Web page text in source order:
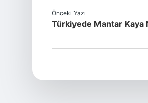
Önceki Yazı
Türkiyede Mantar Kaya